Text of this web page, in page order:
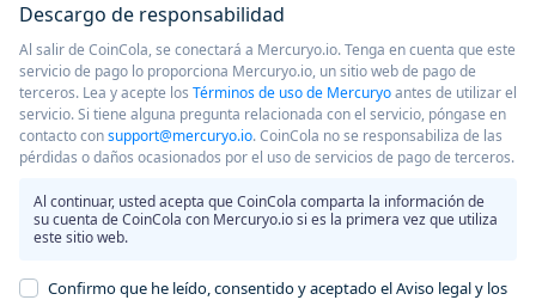
Descargo de responsabilidad
Al salir de CoinCola, se conectará a Mercuryo.io. Tenga en cuenta que este
servicio de pago lo proporciona Mercuryo.io, un sitio web de pago de
terceros. Lea y acepte los Términos de uso de Mercuryoantes de utilizar el
servicio. Si tiene alguna pregunta relacionada con el servicio, póngase en
contacto consupport@mercuryo.io. CoinCola no se responsabiliza de las
pérdidas o daños ocasionados por el uso de servicios de pago de terceros.
Al continuar, usted acepta que CoinCola comparta la información de
su cuenta de CoinCola con Mercuryo.io si es la primera vez que utiliza
este sitio web.
Confirmo que he leído, consentido y aceptado el Aviso legal y los